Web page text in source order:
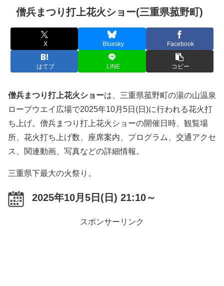
僧兵まつり打上花火ショー(三重県菰野町)
X Bluesky Facebook
はてブ LINE コピー
僧兵まつり打上花火ショーは、三重県菰野町の湯の山温泉
ロープウエイ広場で2025年10月5日(日)に行われる花火打
ち上げ。僧兵まつり打上花火ショーの開催日時、観覧場
所、花火打ち上げ数、座席案内、プログラム、交通アクセ
ス、関連動画、写真などの詳細情報。
三重県下最大の火祭り。
2025年10月5日(日) 21:10～
スポンサーリンク